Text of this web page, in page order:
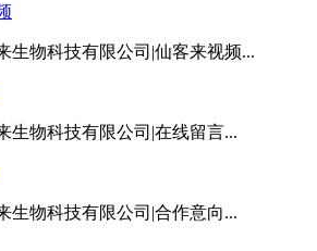
生物科技有限公司|仙客来视频...
生物科技有限公司|在线留言...
生物科技有限公司|合作意向...